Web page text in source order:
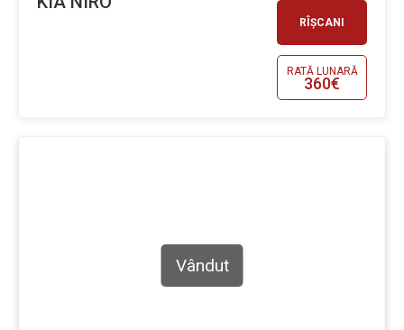
RÎȘCANI
RATĂ LUNARĂ
360€
Vândut